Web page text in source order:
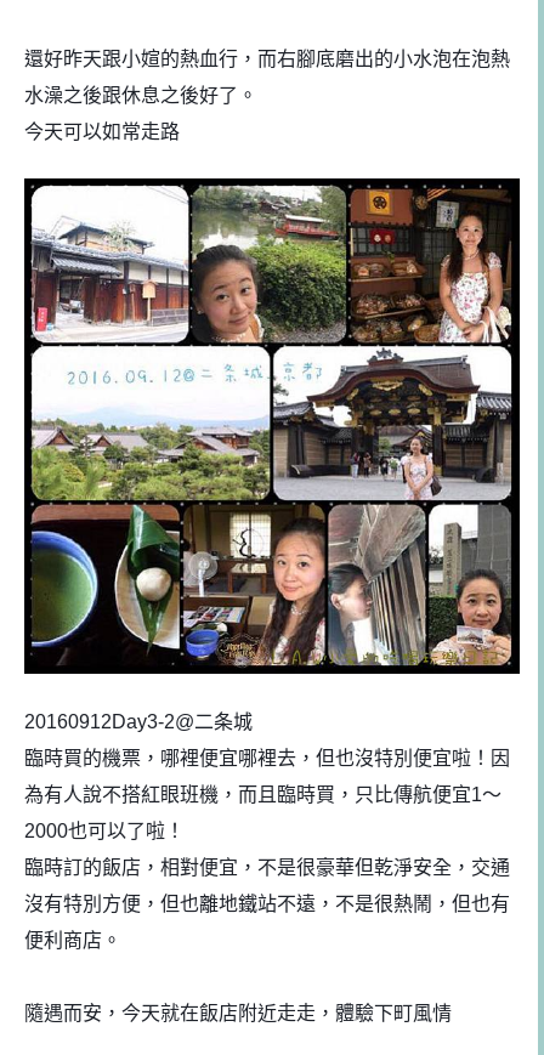
還好昨天跟小媗的熱血行，而右腳底磨出的小水泡在泡熱
水澡之後跟休息之後好了。
今天可以如常走路
20160912Day3-2@二条城
臨時買的機票，哪裡便宜哪裡去，但也沒特別便宜啦！因
為有人說不搭紅眼班機，而且臨時買，只比傳航便宜1～
2000也可以了啦！
臨時訂的飯店，相對便宜，不是很豪華但乾淨安全，交通
沒有特別方便，但也離地鐵站不遠，不是很熱鬧，但也有
便利 商店。
隨遇而安，今天就在飯店附近走走，體驗下町風情